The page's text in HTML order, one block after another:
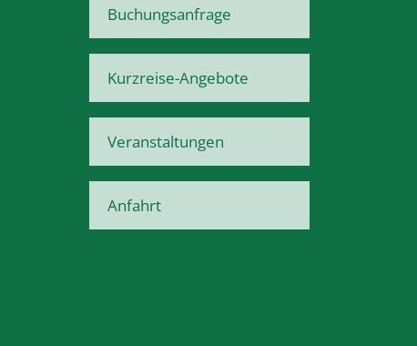
Buchungsanfrage
Kurzreise-Angebote
Veranstaltungen
Anfahrt